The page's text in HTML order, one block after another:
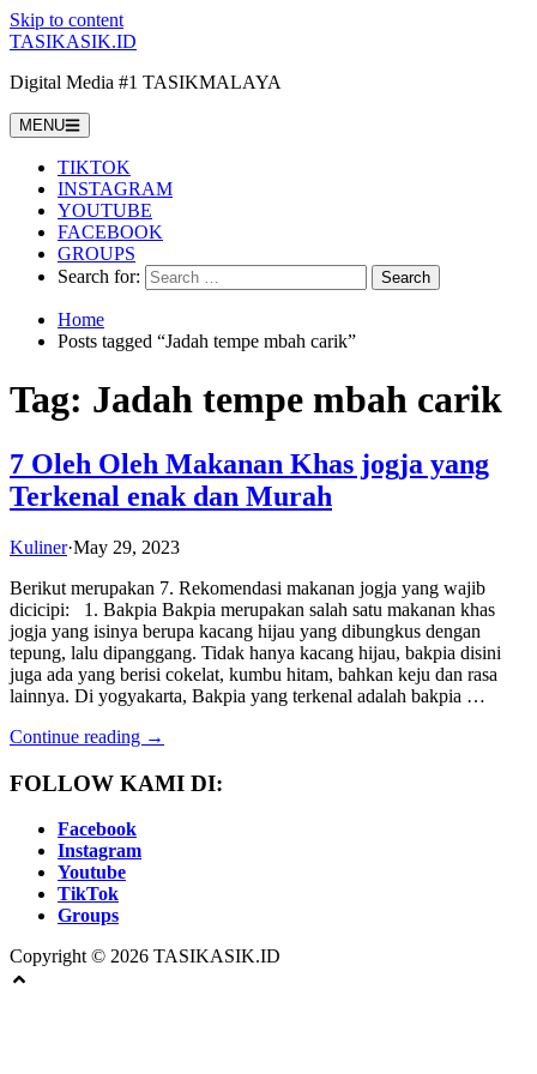
Skip to content
TASIKASIK.ID
Digital Media #1 TASIKMALAYA
MENU
TIKTOK
INSTAGRAM
YOUTUBE
FACEBOOK
GROUPS
Search for:
Home
Posts tagged “Jadah tempe mbah carik”
Tag: Jadah tempe mbah carik
7 Oleh Oleh Makanan Khas jogja yang
Terkenal enak dan Murah
Kuliner·May 29, 2023
Berikut merupakan 7. Rekomendasi makanan jogja yang wajib
dicicipi: 1. Bakpia Bakpia merupakan salah satu makanan khas
jogja yang isinya berupa kacang hijau yang dibungkus dengan
tepung, lalu dipanggang. Tidak hanya kacang hijau, bakpia disini
juga ada yang berisi cokelat, kumbu hitam, bahkan keju dan rasa
lainnya. Di yogyakarta, Bakpia yang terkenal adalah bakpia …
Continue reading →
FOLLOW KAMI DI:
Facebook
Instagram
Youtube
TikTok
Groups
Copyright © 2026 TASIKASIK.ID